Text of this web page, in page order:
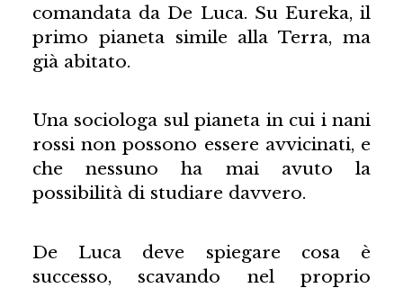
comandata da De Luca. Su Eureka, il
primo pianeta simile alla Terra, ma
già abitato.
Una sociologa sul pianeta in cui i nani
rossi non possono essere avvicinati, e
che nessuno ha mai avuto la
possibilità di studiare davvero.
De Luca deve spiegare cosa è
successo, scavando nel proprio